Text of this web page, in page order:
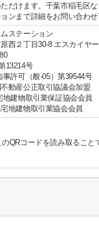
だけます。千葉市稲毛区
ンまで詳細をお問い合わせ
ステーション
西２丁目30-8 エスカイヤ
13214号
許可（般-05）第39544号
不動産公正取引協議会加盟
建物取引業保証協会会員
宅地建物取引業協会会員
のQRコードを読み取ること